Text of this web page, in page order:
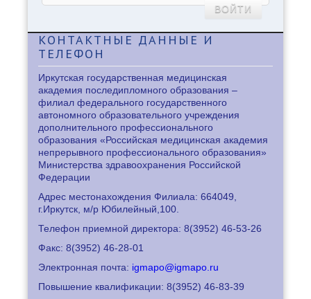
ВОЙТИ
КОНТАКТНЫЕ ДАННЫЕ И
ТЕЛЕФОН
Иркутская государственная медицинская
академия последипломного образования –
филиал федерального государственного
автономного образовательного учреждения
дополнительного профессионального
образования «Российская медицинская академия
непрерывного профессионального образования»
Министерства здравоохранения Российской
Федерации
Адрес местонахождения Филиала: 664049,
г.Иркутск, м/р Юбилейный,100.
Телефон приемной директора: 8(3952) 46-53-26
Факс: 8(3952) 46-28-01
Электронная почта: igmapo@igmapo.ru
Повышение квалификации: 8(3952) 46-83-39